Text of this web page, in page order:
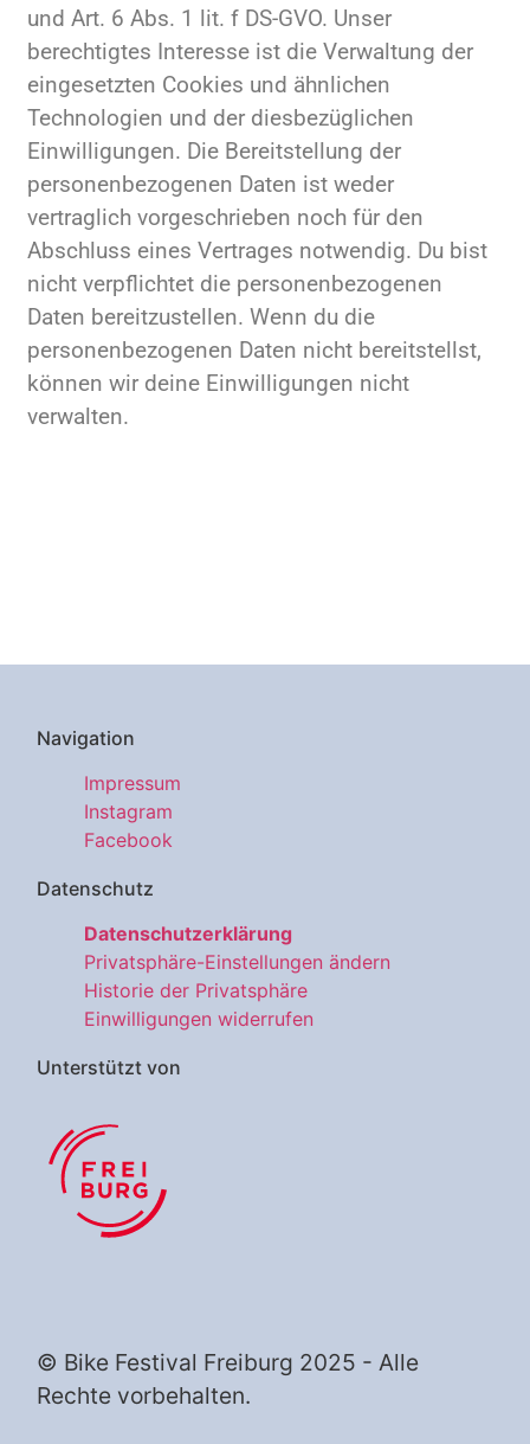
und Art. 6 Abs. 1 lit. f DS-GVO. Unser
berechtigtes Interesse ist die Verwaltung der
eingesetzten Cookies und ähnlichen
Technologien und der diesbezüglichen
Einwilligungen. Die Bereitstellung der
personenbezogenen Daten ist weder
vertraglich vorgeschrieben noch für den
Abschluss eines Vertrages notwendig. Du bist
nicht verpflichtet die personenbezogenen
Daten bereitzustellen. Wenn du die
personenbezogenen Daten nicht bereitstellst,
können wir deine Einwilligungen nicht
verwalten.
Navigation
Impressum
Instagram
Facebook
Datenschutz
Datenschutzerklärung
Privatsphäre-Einstellungen ändern
Historie der Privatsphäre
Einwilligungen widerrufen
Unterstützt von
© Bike Festival Freiburg 2025 - Alle
Rechte vorbehalten.